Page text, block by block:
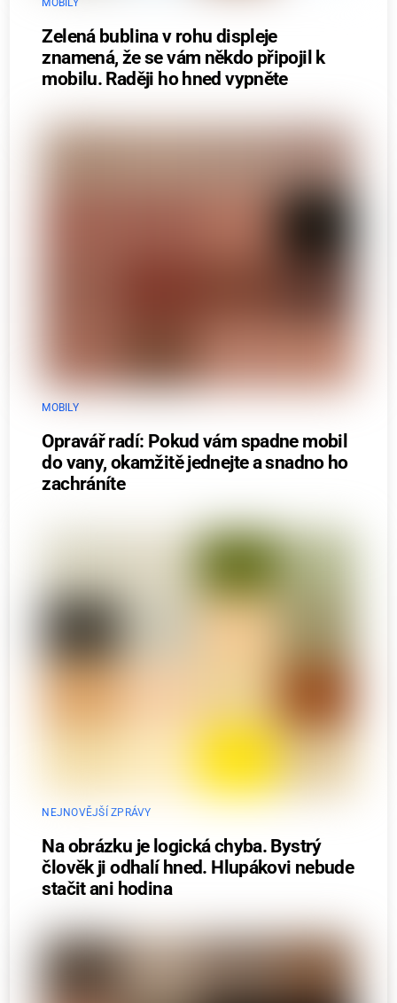
MOBILY
Zelená bublina v rohu displeje
znamená, že se vám někdo připojil k
mobilu. Raději ho hned vypněte
MOBILY
Opravář radí: Pokud vám spadne mobil
do vany, okamžitě jednejte a snadno ho
zachráníte
NEJNOVĚJŠÍ ZPRÁVY
Na obrázku je logická chyba. Bystrý
člověk ji odhalí hned. Hlupákovi nebude
stačit ani hodina